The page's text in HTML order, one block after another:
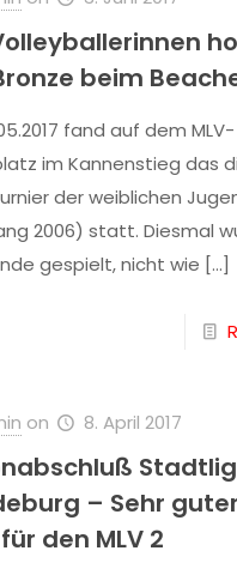
beim
fand auf dem MLV-
im Kannenstieg das
der weiblichen
2006) statt. Diesmal
gespielt, nicht wie […]
on 8. April 2017
– Sehr
den MLV 2